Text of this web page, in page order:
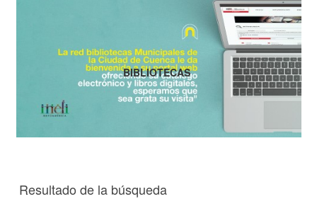
Resultado de la búsqueda
BIBLIOTECAS